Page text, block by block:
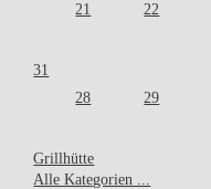
21
22
31
28
29
Grillhütte
Alle Kategorien ...